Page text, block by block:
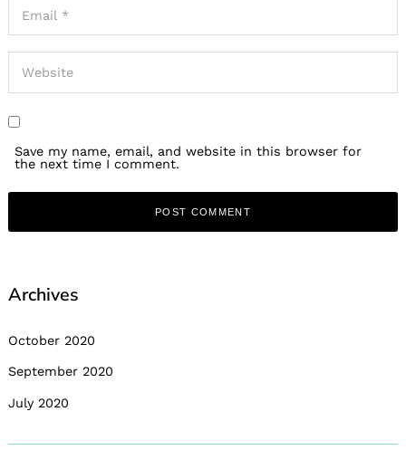
Save my name, email, and website in this browser for
the next time I comment.
Archives
October 2020
September 2020
July 2020